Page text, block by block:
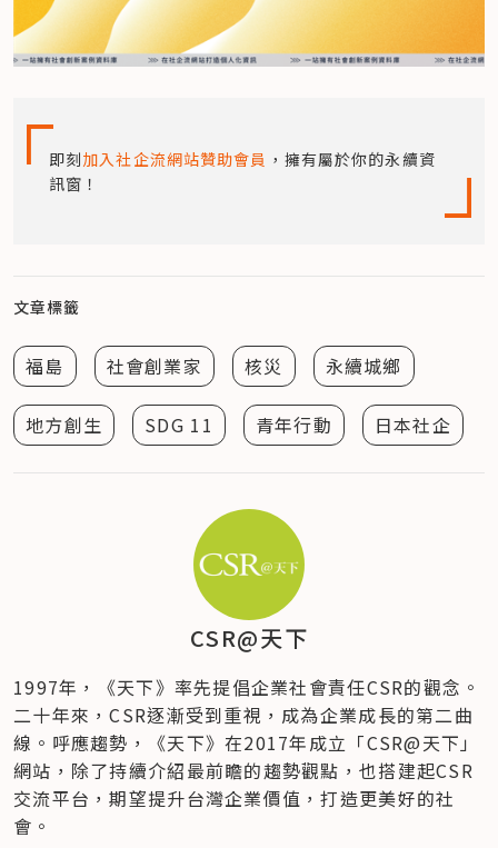
即刻加入社企流網站贊助會員 ，擁有屬於你的永續資
訊窗！
文章標籤
福島 社會創業家 核災 永續城鄉
地方創生 SDG 11 青年行動 日本社企
CSR@天下
1997年，《天下》率先提倡企業社會責任CSR的觀念。
二十年來，CSR逐漸受到重視，成為企業成長的第二曲
線。呼應趨勢，《天下》在2017年成立「CSR@天下」
網站，除了持續介紹最前瞻的趨勢觀點，也搭建起CSR
交流平台，期望提升台灣企業價值，打造更美好的社
會。